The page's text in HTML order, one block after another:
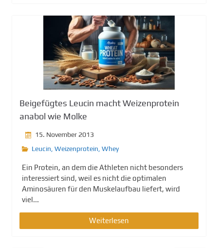
Beigefügtes Leucin macht Weizenprotein
anabol wie Molke
15. November 2013
Leucin, Weizenprotein, Whey
Ein Protein, an dem die Athleten nicht besonders
interessiert sind, weil es nicht die optimalen
Aminosäuren für den Muskelaufbau liefert, wird
viel...
Weiterlesen